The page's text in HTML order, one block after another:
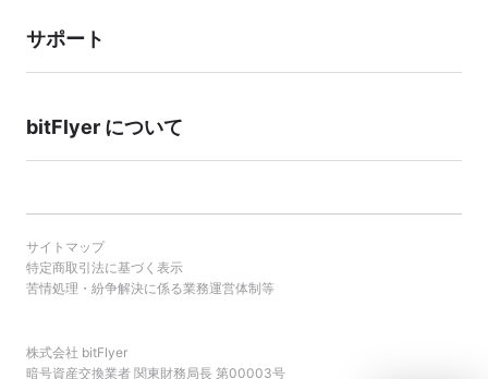
サポート
bitFlyer について
サイトマップ
特定商取引法に基づく表示
苦情処理・紛争解決に係る業務運営体制等
株式会社 bitFlyer
暗号資産交換業者 関東財務局長 第00003号